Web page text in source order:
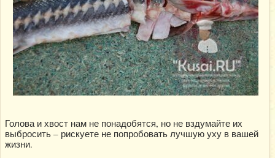
Голова и хвост нам не понадобятся, но не вздумайте их
выбросить – рискуете не попробовать лучшую уху в вашей
жизни.